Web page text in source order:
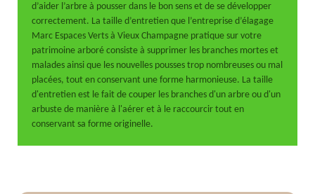
d’aider l’arbre à pousser dans le bon sens et de se développer
correctement. La taille d’entretien que l’entreprise d’élagage
Marc Espaces Verts à Vieux Champagne pratique sur votre
patrimoine arboré consiste à supprimer les branches mortes et
malades ainsi que les nouvelles pousses trop nombreuses ou mal
placées, tout en conservant une forme harmonieuse. La taille
d'entretien est le fait de couper les branches d'un arbre ou d'un
arbuste de manière à l'aérer et à le raccourcir tout en
conservant sa forme originelle.